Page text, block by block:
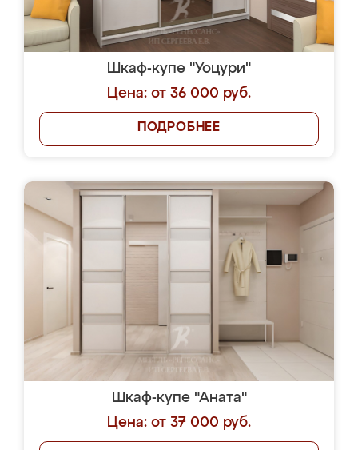
Шкаф-купе "Уоцури"
Цена: от 36 000 руб.
ПОДРОБНЕЕ
Шкаф-купе "Аната"
Цена: от 37 000 руб.